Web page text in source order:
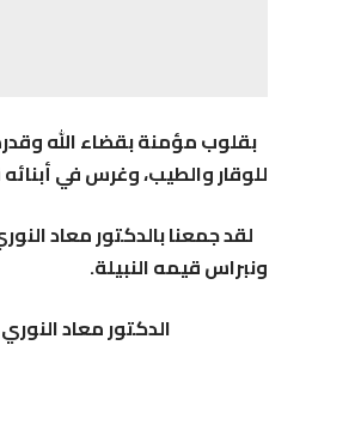
بقلوب مؤمنة بقضاء الله
للوقار والطيب، وغرس في
لقد جمعنا بالدكتور معاد
ونبراس قيمه النبيلة.
الدكتور معاد النوري